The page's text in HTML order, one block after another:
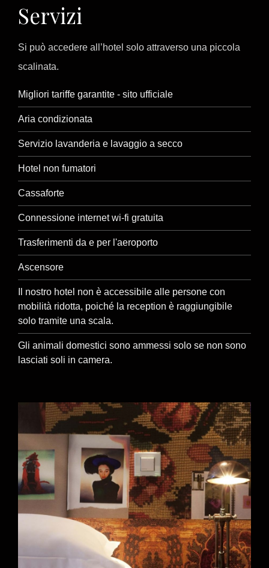
Servizi
Si può accedere all’hotel solo attraverso una piccola
scalinata.
Migliori tariffe garantite - sito ufficiale
Aria condizionata
Servizio lavanderia e lavaggio a secco
Hotel non fumatori
Cassaforte
Connessione internet wi-fi gratuita
Trasferimenti da e per l'aeroporto
Ascensore
Il nostro hotel non è accessibile alle persone con
mobilità ridotta, poiché la reception è raggiungibile
solo tramite una scala.
Gli animali domestici sono ammessi solo se non sono
lasciati soli in camera.